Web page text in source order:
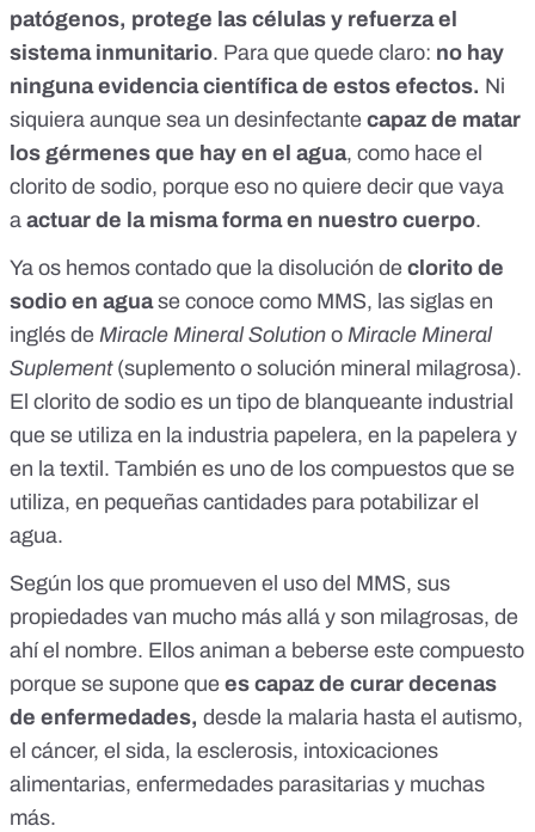
patógenos, protege las células y refuerza el
sistema inmunitario. Para que quede claro: no hay
ninguna evidencia científica de estos efectos. Ni
siquiera aunque sea un desinfectante capaz de matar
los gérmenes que hay en el agua, como hace el
clorito de sodio, porque eso no quiere decir que vaya
a actuar de la misma forma en nuestro cuerpo.
Ya os hemos contado que la disolución de clorito de
sodio en aguase conoce como MMS, las siglas en
inglés de Miracle Mineral Solution o Miracle Mineral
Suplement (suplemento o solución mineral milagrosa).
El clorito de sodio es un tipo de blanqueante industrial
que se utiliza en la industria papelera, en la papelera y
en la textil. También es uno de los compuestos que se
utiliza, en pequeñas cantidades para potabilizar el
agua.
Según los que promueven el uso del MMS, sus
propiedades van mucho más allá y son milagrosas, de
ahí el nombre. Ellos animan a beberse este compuesto
porque se supone que es capaz de curar decenas
de enfermedades, desde la malaria hasta el autismo,
el cáncer, el sida, la esclerosis, intoxicaciones
alimentarias, enfermedades parasitarias y muchas
más.